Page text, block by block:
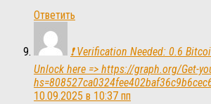
Ответить
❗ Verification Needed: 0.6
Unlock here => https://graph.org/Get-
10.09.2025 в 10:37 пп